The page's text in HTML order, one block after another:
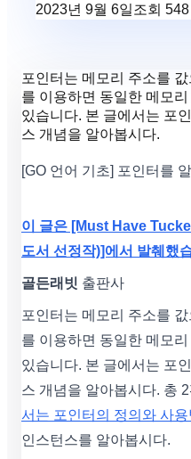
2023년 9월 6일조회 548
포인터는 메모리 주소를
를 이용하면 동일한 메모
있습니다. 본 글에서는 포
스 개념을 알아봅시다.
[GO 언어 기초] 포인터를
이 글은 [Must Have
도서 선정작)]에서 발췌했
골든래빗 출판사
포인터는 메모리 주소를
를 이용하면 동일한 메모
있습니다. 본 글에서는 포
스 개념을 알아봅시다. 총
서는 포인터의 정의와 사
인스턴스를 알아봅시다.